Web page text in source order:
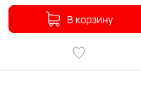
В корзину